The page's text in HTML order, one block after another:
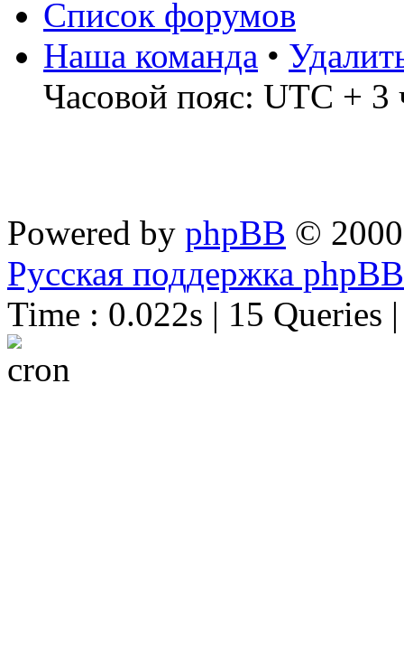
Список форумов
Наша команда •
Часовой пояс: UTC + 3
Powered by phpBB ©
Русская поддержка phpBB
Time : 0.022s | 15 Queries